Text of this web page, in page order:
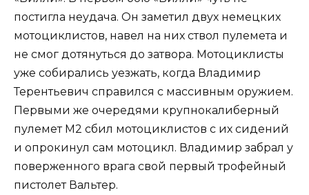
постигла неудача. Он заметил двух немецких
мотоциклистов, навел на них ствол пулемета и
не смог дотянуться до затвора. Мотоциклисты
уже собирались уезжать, когда Владимир
Терентьевич справился с массивным оружием.
Первыми же очередями крупнокалиберный
пулемет М2 сбил мотоциклистов с их сидений
и опрокинул сам мотоцикл. Владимир забрал у
поверженного врага свой первый трофейный
пистолет Вальтер.